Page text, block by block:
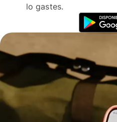
lo gastes.